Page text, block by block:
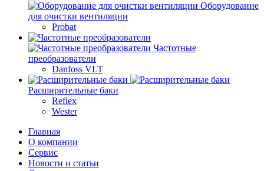
Оборудование
для очистки вентиляции
Probat
Частотные
преобразователи
Danfoss VLT
Расширительные баки
Reflex
Wester
Главная
О компании
Сервис
Новости и статьи